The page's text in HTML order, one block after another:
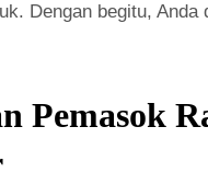
Dengan begitu,
Pemasok